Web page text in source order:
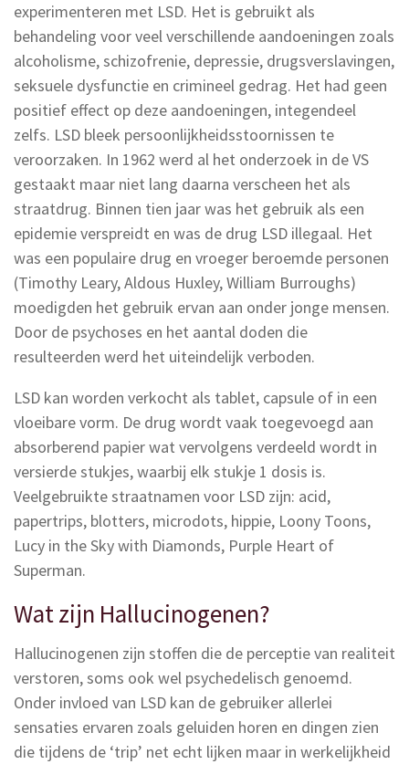
experimenteren met LSD. Het is gebruikt als
behandeling voor veel verschillende aandoeningen zoals
alcoholisme, schizofrenie, depressie, drugsverslavingen,
seksuele dysfunctie en crimineel gedrag. Het had geen
positief effect op deze aandoeningen, integendeel
zelfs. LSD bleek persoonlijkheidsstoornissen te
veroorzaken. In 1962 werd al het onderzoek in de VS
gestaakt maar niet lang daarna verscheen het als
straatdrug. Binnen tien jaar was het gebruik als een
epidemie verspreidt en was de drug LSD illegaal. Het
was een populaire drug en vroeger beroemde personen
(Timothy Leary, Aldous Huxley, William Burroughs)
moedigden het gebruik ervan aan onder jonge mensen.
Door de psychoses en het aantal doden die
resulteerden werd het uiteindelijk verboden.
LSD kan worden verkocht als tablet, capsule of in een
vloeibare vorm. De drug wordt vaak toegevoegd aan
absorberend papier wat vervolgens verdeeld wordt in
versierde stukjes, waarbij elk stukje 1 dosis is.
Veelgebruikte straatnamen voor LSD zijn: acid,
papertrips, blotters, microdots, hippie, Loony Toons,
Lucy in the Sky with Diamonds, Purple Heart of
Superman.
Wat zijn Hallucinogenen?
Hallucinogenen zijn stoffen die de perceptie van realiteit
verstoren, soms ook wel psychedelisch genoemd.
Onder invloed van LSD kan de gebruiker allerlei
sensaties ervaren zoals geluiden horen en dingen zien
die tijdens de ‘trip’ net echt lijken maar in werkelijkheid